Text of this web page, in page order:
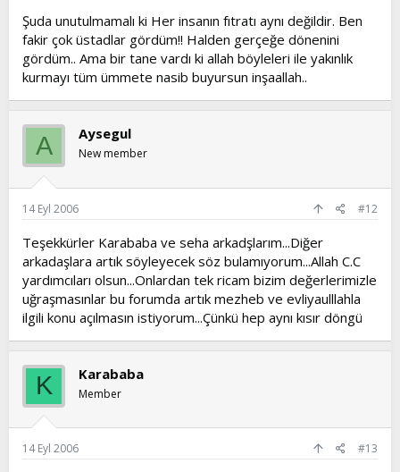
Şuda unutulmamalı ki Her insanın fıtratı aynı değildir. Ben
fakir çok üstadlar gördüm!! Halden gerçeğe dönenini
gördüm.. Ama bir tane vardı ki allah böyleleri ile yakınlık
kurmayı tüm ümmete nasib buyursun inşaallah..
A Aysegul
New member
14 Eyl 2006 #12
Teşekkürler Karababa ve seha arkadşlarım...Diğer
arkadaşlara artık söyleyecek söz bulamıyorum...Allah C.C
yardımcıları olsun...Onlardan tek ricam bizim değerlerimizle
uğraşmasınlar bu forumda artık mezheb ve evliyaulllahla
ilgili konu açılmasın istiyorum...Çünkü hep aynı kısır döngü
K Karababa
Member
14 Eyl 2006 #13